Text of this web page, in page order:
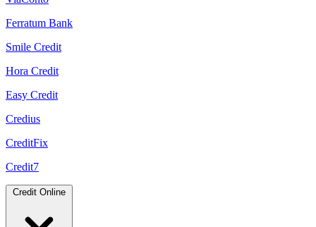
Ferratum Bank
Smile Credit
Hora Credit
Easy Credit
Credius
CreditFix
Credit7
Credit Online